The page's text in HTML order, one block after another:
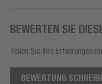
BEWERTEN SIE
Teilen Sie Ihre Erfahrungen
BEWERTUNG